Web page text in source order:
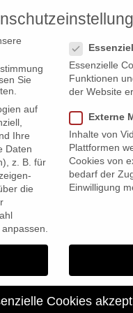
by
Sie
auf
Ihre
Daten
z. B. für
die
Essenzielle
Funktionen
der Website
Externe
Inhalte von
Plattformen
Cookies von
bedarf der
Einwilligung
Cookies